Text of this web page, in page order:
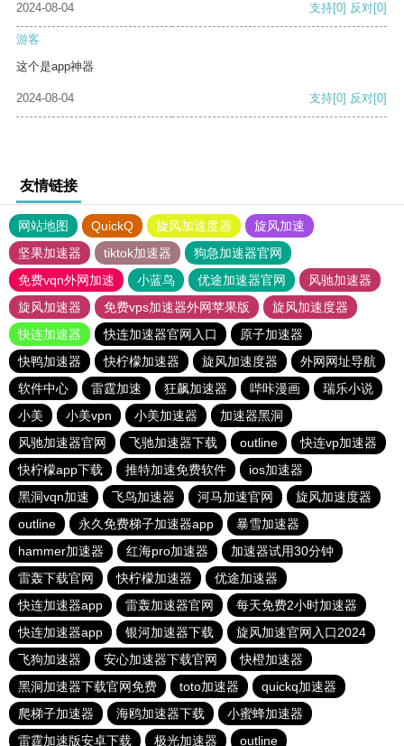
2024-08-04
支持[0] 反对[0]
游客
这个是app神器
2024-08-04 支持[0] 反对[0]
友情链接
网站地图 QuickQ 旋风加速度器
旋风加速
坚果加速器
tiktok加速器
狗急加速器官网
免费vqn外网加速
小蓝鸟 优途加速器官网
风驰加速器
旋风加速器
免费vps加速器外网苹果版
旋风加速度器
快连加速器
快连加速器官网入口
原子加速器
快鸭加速器
快柠檬加速器 旋风加速度器
外网网址导航
软件中心
雷霆加速 狂飙加速器 哔咔漫画
瑞乐小说
小美
小美vpn 小美加速器
加速器黑洞
风驰加速器官网
飞驰加速器下载 outline
快连vp加速器
快柠檬app下载
推特加速免费软件
ios加速器
黑洞vqn加速
飞鸟加速器 河马加速官网
旋风加速度器
outline
永久免费梯子加速器app
暴雪加速器
hammer加速器
红海pro加速器
加速器试用30分钟
雷轰下载官网
快柠檬加速器
优途加速器
快连加速器app
雷轰加速器官网
每天免费2小时加速器
快连加速器app
银河加速器下载
旋风加速官网入口2024
飞狗加速器
安心加速器下载官网
快橙加速器
黑洞加速器下载官网免费
toto加速器
quickq加速器
爬梯子加速器
海鸥加速器下载
小蜜蜂加速器
雷霆加速版安卓下载
极光加速器 outline